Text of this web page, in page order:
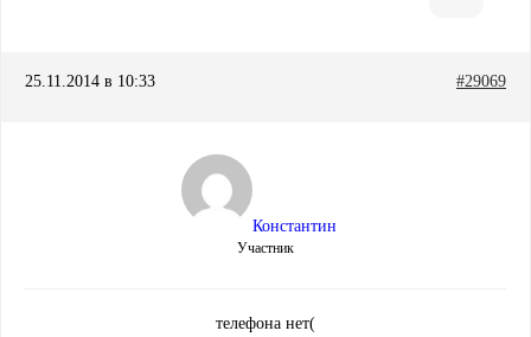
25.11.2014 в 10:33 #29069
Константин
Участник
телефона нет(